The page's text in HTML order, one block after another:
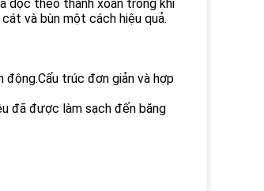
dọc theo thanh xoắn trong khi
và bùn một cách hiệu quả.
động.Cấu trúc đơn giản và hợp
đã được làm sạch đến băng